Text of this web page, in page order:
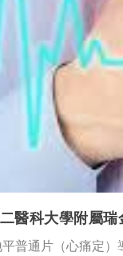
醫科大學附屬
普通片（心痛定